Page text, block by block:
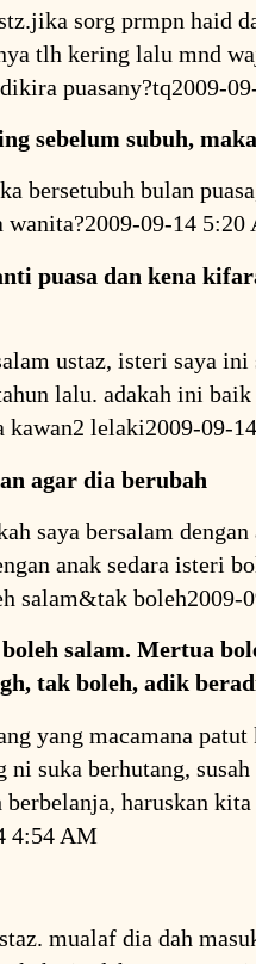
sorg prmpn haid
tlh kering lalu mnd
puasany?tq2009-
sebelum subuh,
bersetubuh bulan
09-14 5:20
puasa dan kena
ustaz, isteri saya
lalu. adakah ini
kawan2 lelaki2009-09-
agar dia berubah
saya bersalam
anak sedara isteri
salam&tak boleh2009-
salam. Mertua
tak boleh, adik
yang macamana
ni suka berhutang,
haruskan
4:54 AM
mualaf dia dah